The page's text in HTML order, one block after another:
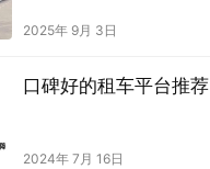
2025年 9月 3日
口碑好的租车平台推荐
2024年 7月 16日